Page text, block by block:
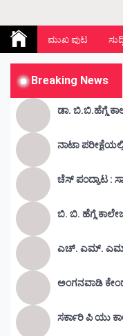
Kunda
ಮುಖ ಪುಟ
Breaking News
ನಾಟಾ
ಬಿ. ಬಿ. ಹೆಗ್ಡೆ
ಎಚ್. ಎಮ್. ಎಮ್
ಅಂಗನವಾಡಿ
ಸರ್ಕಾರಿ ಪಿ ಯು